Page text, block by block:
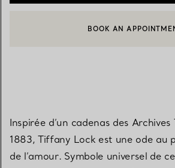
CONTACTER UN CONSEILLER
BOOK AN
Inspirée d’un cadenas des
1883, Tiffany Lock est une ode au
de l’amour. Symbole universel de